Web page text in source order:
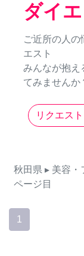
ダイ
ご近所の人の
エスト
みんなが抱え
てみませんか
リクエス
秋田県 ▸ 美容・
ページ目
1